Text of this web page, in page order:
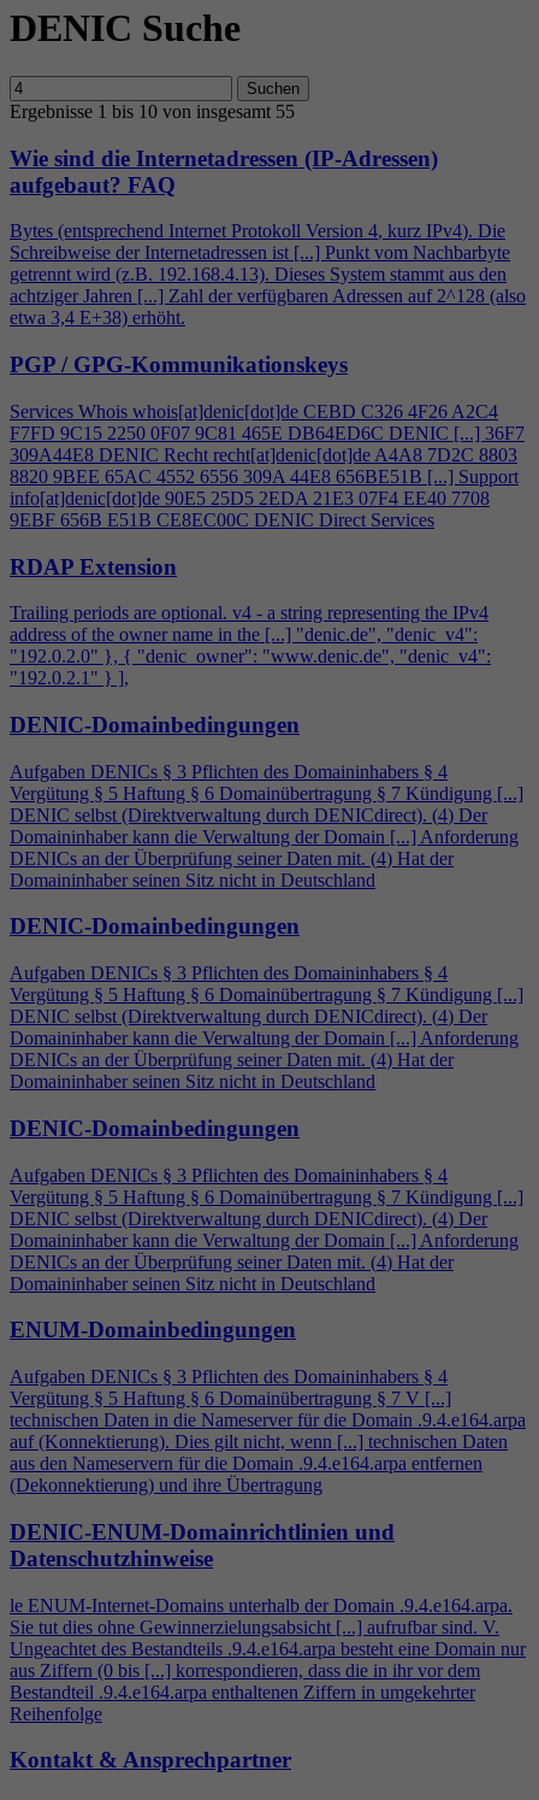
DENIC Suche
Suchen
Ergebnisse 1 bis 10 von insgesamt 55
Wie sind die Internetadressen (IP-Adressen)
aufgebaut? FAQ
Bytes (entsprechend Internet Protokoll Version 4, kurz IPv4). Die
Schreibweise der Internetadressen ist [...] Punkt vom Nachbarbyte
getrennt wird (z.B. 192.168.4.13). Dieses System stammt aus den
achtziger Jahren [...] Zahl der verfügbaren Adressen auf 2^128 (also
etwa 3,4 E+38) erhöht.
PGP / GPG-Kommunikationskeys
Services Whois whois[at]denic[dot]de CEBD C326 4F26 A2C4
F7FD 9C15 2250 0F07 9C81 465E DB64ED6C DENIC [...] 36F7
309A44E8 DENIC Recht recht[at]denic[dot]de A4A8 7D2C 8803
8820 9BEE 65AC 4552 6556 309A 44E8 656BE51B [...] Support
info[at]denic[dot]de 90E5 25D5 2EDA 21E3 07F4 EE40 7708
9EBF 656B E51B CE8EC00C DENIC Direct Services
RDAP Extension
Trailing periods are optional. v4 - a string representing the IPv4
address of the owner name in the [...] "denic.de", "denic_v4":
"192.0.2.0" }, { "denic_owner": "www.denic.de", "denic_v4":
"192.0.2.1" } ],
DENIC-Domainbedingungen
Aufgaben DENICs § 3 Pflichten des Domaininhabers § 4
Vergütung § 5 Haftung § 6 Domainübertragung § 7 Kündigung [...]
DENIC selbst (Direktverwaltung durch DENICdirect). (4) Der
Domaininhaber kann die Verwaltung der Domain [...] Anforderung
DENICs an der Überprüfung seiner Daten mit. (4) Hat der
Domaininhaber seinen Sitz nicht in Deutschland
DENIC-Domainbedingungen
Aufgaben DENICs § 3 Pflichten des Domaininhabers § 4
Vergütung § 5 Haftung § 6 Domainübertragung § 7 Kündigung [...]
DENIC selbst (Direktverwaltung durch DENICdirect). (4) Der
Domaininhaber kann die Verwaltung der Domain [...] Anforderung
DENICs an der Überprüfung seiner Daten mit. (4) Hat der
Domaininhaber seinen Sitz nicht in Deutschland
DENIC-Domainbedingungen
Aufgaben DENICs § 3 Pflichten des Domaininhabers § 4
Vergütung § 5 Haftung § 6 Domainübertragung § 7 Kündigung [...]
DENIC selbst (Direktverwaltung durch DENICdirect). (4) Der
Domaininhaber kann die Verwaltung der Domain [...] Anforderung
DENICs an der Überprüfung seiner Daten mit. (4) Hat der
Domaininhaber seinen Sitz nicht in Deutschland
ENUM-Domainbedingungen
Aufgaben DENICs § 3 Pflichten des Domaininhabers § 4
Vergütung § 5 Haftung § 6 Domainübertragung § 7 V [...]
technischen Daten in die Nameserver für die Domain .9.4.e164.arpa
auf (Konnektierung). Dies gilt nicht, wenn [...] technischen Daten
aus den Nameservern für die Domain .9.4.e164.arpa entfernen
(Dekonnektierung) und ihre Übertragung
DENIC-ENUM-Domainrichtlinien und
Datenschutzhinweise
le ENUM-Internet-Domains unterhalb der Domain .9.4.e164.arpa.
Sie tut dies ohne Gewinnerzielungsabsicht [...] aufrufbar sind. V.
Ungeachtet des Bestandteils .9.4.e164.arpa besteht eine Domain nur
aus Ziffern (0 bis [...] korrespondieren, dass die in ihr vor dem
Bestandteil .9.4.e164.arpa enthaltenen Ziffern in umgekehrter
Reihenfolge
Kontakt & Ansprechpartner